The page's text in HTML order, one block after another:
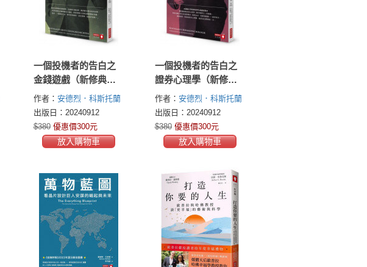
一個投機者的告白之
金錢遊戲（新修典藏
版）
作者： 安德烈．科斯托蘭
尼(Andre Kostolany)
出版日：20240912
$380 優惠價300元
放入購物車
一個投機者的告白之
證券心理學（新修典
藏版）
作者： 安德烈．科斯托蘭
尼(Andre Kostolany)
出版日：20240912
$380 優惠價300元
放入購物車